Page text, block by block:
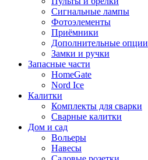
Сигнальные лампы
Фотоэлементы
Приёмники
Дополнительные опции
Замки и ручки
Запасные части
HomeGate
Nord Ice
Калитки
Комплекты для сварки
Сварные калитки
Дом и сад
Вольеры
Навесы